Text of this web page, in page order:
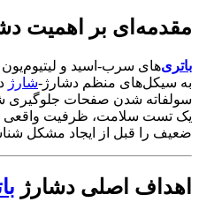
مقدمه‌ای بر اهمیت
باتری‌های سرب-اسید و لیتیوم‌یون
به سیکل‌های منظم دشارژ-شارژ
سولفاته شدن صفحات جلوگیری
یک تست سلامت، ظرفیت واقعی
ضعیف را قبل از ایجاد مشکل
اهداف اصلی دشارژ